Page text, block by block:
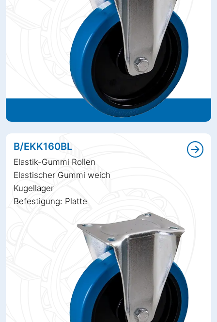
B/EKK160BL
Elastik-Gummi Rollen
Elastischer Gummi weich
Kugellager
Befestigung: Platte